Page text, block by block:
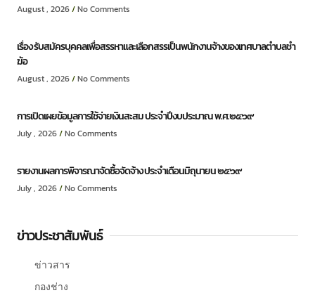
August , 2026 No Comments
เรื่อง รับสมัครบุคคลเพื่อสรรหาและเลือกสรรเป็นพนักงานจ้างของเทศบาลตำบลชำ
ฆ้อ
August , 2026 No Comments
การเปิดเผยข้อมูลการใช้จ่ายเงินสะสม ประจำปีงบประมาณ พ.ศ.๒๕๖๙
July , 2026 No Comments
รายงานผลการพิจารณาจัดซื้อจัดจ้าง ประจำเดือนมิถุนายน ๒๕๖๙
July , 2026 No Comments
ข่าวประชาสัมพันธ์
ข่าวสาร
กองช่าง